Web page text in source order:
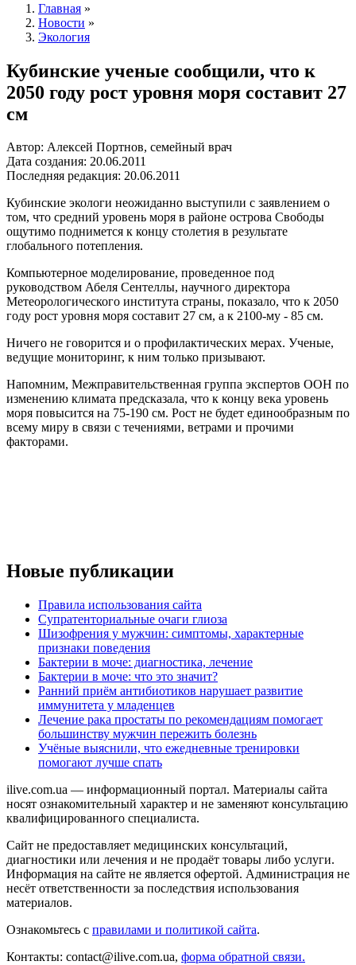
Главная »
Новости »
Экология
Кубинские ученые сообщили, что к
2050 году рост уровня моря составит 27
см
Автор: Алексей Портнов, семейный врач
Дата создания: 20.06.2011
Последняя редакция: 20.06.2011
Кубинские экологи неожиданно выступили с заявлением о
том, что средний уровень моря в районе острова Свободы
ощутимо поднимется к концу столетия в результате
глобального потепления.
Компьютерное моделирование, проведенное под
руководством Абеля Сентеллы, научного директора
Метеорологического института страны, показало, что к 2050
году рост уровня моря составит 27 см, а к 2100-му - 85 см.
Ничего не говорится и о профилактических мерах. Ученые,
ведущие мониторинг, к ним только призывают.
Напомним, Межправительственная группа экспертов ООН по
изменению климата предсказала, что к концу века уровень
моря повысится на 75-190 см. Рост не будет единообразным по
всему миру в связи с течениями, ветрами и прочими
факторами.
Новые публикации
Правила использования сайта
Супратенториальные очаги глиоза
Шизофрения у мужчин: симптомы, характерные
признаки поведения
Бактерии в моче: диагностика, лечение
Бактерии в моче: что это значит?
Ранний приём антибиотиков нарушает развитие
иммунитета у младенцев
Лечение рака простаты по рекомендациям помогает
большинству мужчин пережить болезнь
Учёные выяснили, что ежедневные тренировки
помогают лучше спать
ilive.com.ua — информационный портал. Материалы сайта
носят ознакомительный характер и не заменяют консультацию
квалифицированного специалиста.
Сайт не предоставляет медицинских консультаций,
диагностики или лечения и не продаёт товары либо услуги.
Информация на сайте не является офертой. Администрация не
несёт ответственности за последствия использования
материалов.
Ознакомьтесь с правилами и политикой сайта.
Контакты: contact@ilive.com.ua, форма обратной связи.